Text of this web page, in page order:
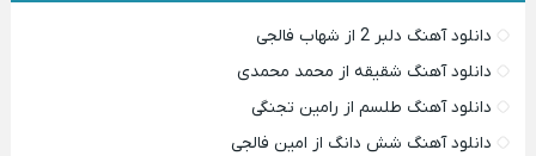
دانلود آهنگ دلبر 2 از شهاب فالجی
دانلود آهنگ شقیقه از محمد محمدی
دانلود آهنگ طلسم از رامین تجنگی
دانلود آهنگ شش دانگ از امین فالجی